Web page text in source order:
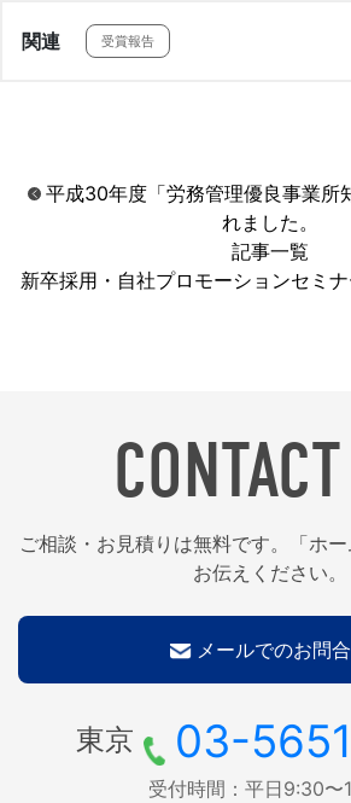
関連 受賞報告
平成30年度「労務管理優良事業所
れました。
記事一覧
新卒採用・自社プロモーションセミ
ご相談・お見積りは無料です。「ホ
お伝えください。
メールでのお問
東京 03-
受付時間：平日9:30〜